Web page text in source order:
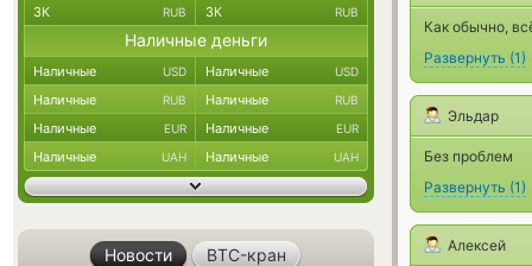
Как обычно,
Развернуть (1)
Эльдар
Без проблем
Развернуть (1)
Алексей
ЗК RUB ЗК RUB
Наличные деньги
Наличные USD Наличные USD
Наличные RUB Наличные RUB
Наличные EUR Наличные EUR
Наличные UAH Наличные UAH
Новости BTC-кран